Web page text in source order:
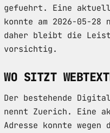
gefuehrt. Eine
konnte am 2026-05-
daher bleibt die
vorsichtig.
WO SITZT
Der bestehende
nennt Zuerich. Eine
Adresse konnte